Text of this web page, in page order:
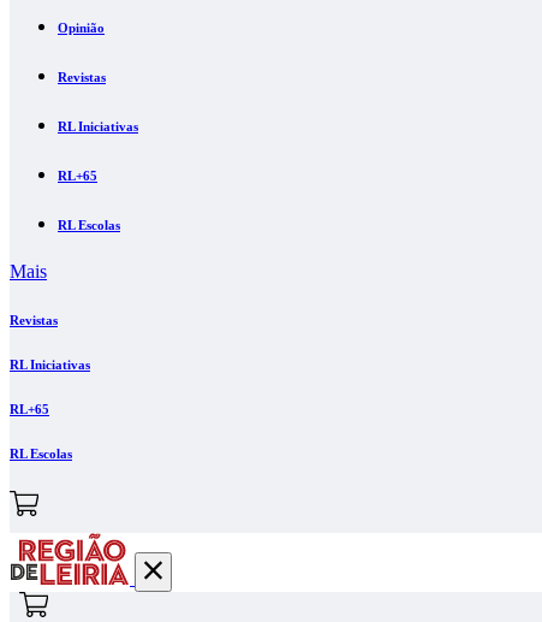
Opinião
Revistas
RL Iniciativas
RL+65
RL Escolas
Mais
Revistas
RL Iniciativas
RL+65
RL Escolas